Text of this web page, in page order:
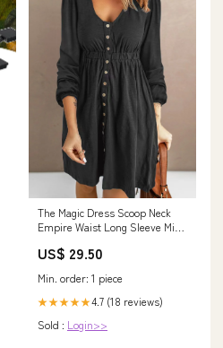
The Magic Dress Scoop Neck
Empire Waist Long Sleeve Mini
US$ 29.50
Min. order: 1 piece
★★★★★4.7 (18 reviews)
Sold : Login>>